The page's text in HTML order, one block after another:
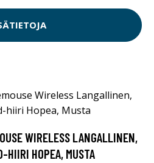
WIRELESS LANGALLINEN,
HIIRI HOPEA, MUSTA